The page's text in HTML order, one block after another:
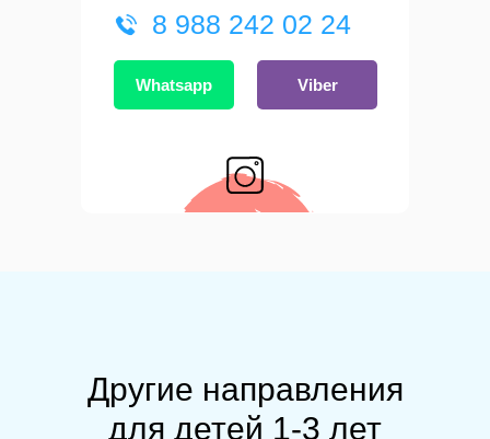
Whatsapp Viber
8 988 242 02 24
Другие направления
для детей 1-3 лет